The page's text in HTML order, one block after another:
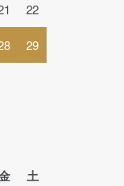
22
29
土